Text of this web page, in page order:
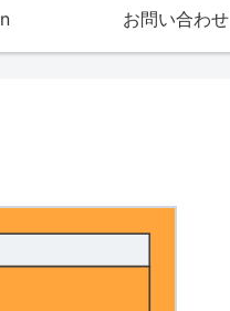
お問い合わせ